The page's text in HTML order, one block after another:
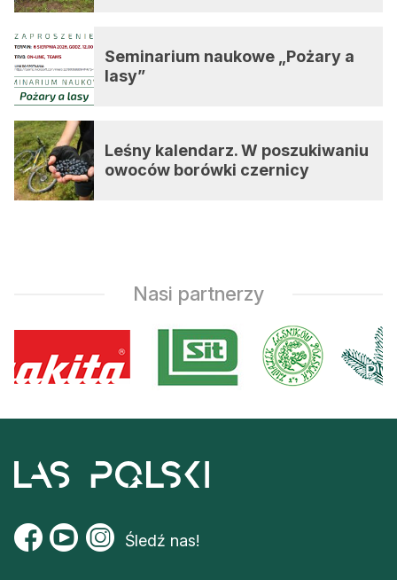
Seminarium naukowe „Pożary a
lasy”
Leśny kalendarz. W poszukiwaniu
owoców borówki czernicy
Nasi partnerzy
Śledź nas!